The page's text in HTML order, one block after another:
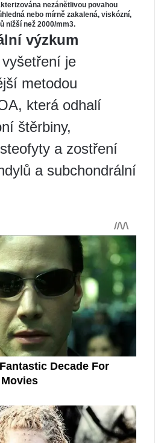
nezánětlivou povahou
nebo mírně zakalená, viskózní,
nižší než 2000/mm3.
výzkum
je
metodou
která odhalí
štěrbiny,
a zostření
a subchondrální